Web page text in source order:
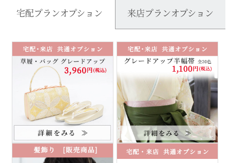
宅配プランオプション 来店プランオプション